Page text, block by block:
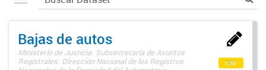
Bajas de autos
Ministerio de Justicia. Subsecretaría de Asuntos
Registrales. Dirección Nacional de los Registros
csv